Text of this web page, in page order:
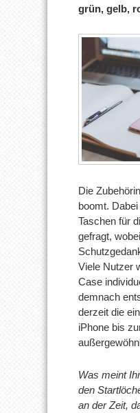
grün, gelb,
Die
boomt.
Taschen für
gefragt,
Viele Nutzer
Case
demnach
derzeit die
iPhone bis
Was meint
den
an der Zeit,